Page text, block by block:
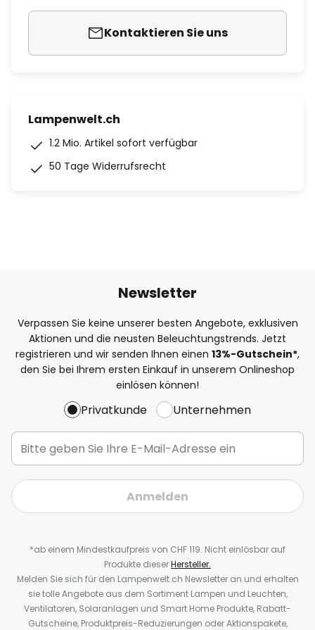
Kontaktieren Sie uns
Lampenwelt.ch
1.2 Mio. Artikel sofort verfügbar
50 Tage Widerrufsrecht
Newsletter
Verpassen Sie keine unserer besten Angebote, exklusiven
Aktionen und die neusten Beleuchtungstrends. Jetzt
registrieren und wir senden Ihnen einen 13%-Gutschein*,
den Sie bei Ihrem ersten Einkauf in unserem Onlineshop
einlösen können!
Privatkunde Unternehmen
Anmelden
*ab einem Mindestkaufpreis von CHF 119. Nicht einlösbar auf
Produkte dieserHersteller.
Melden Sie sich für den Lampenwelt.ch Newsletter an und erhalten
sie tolle Angebote aus dem Sortiment Lampen und Leuchten,
Ventilatoren, Solaranlagen und Smart Home Produkte, Rabatt-
Gutscheine, Produktpreis-Reduzierungen oder Aktionspakete,